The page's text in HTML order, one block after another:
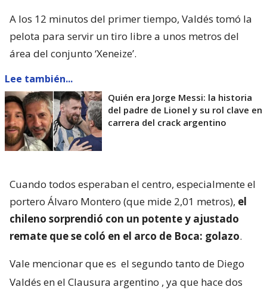
A los 12 minutos del primer tiempo, Valdés tomó la
pelota para servir un tiro libre a unos metros del
área del conjunto ‘Xeneize’.
Lee también...
Quién era Jorge Messi: la historia
del padre de Lionel y su rol clave en
carrera del crack argentino
Cuando todos esperaban el centro, especialmente el
portero Álvaro Montero (que mide 2,01 metros), el
chileno sorprendió con un potente y ajustado
remate que se coló en el arco de Boca: golazo.
Vale mencionar que es el segundo tanto de Diego
Valdés en el Clausura argentino , ya que hace dos